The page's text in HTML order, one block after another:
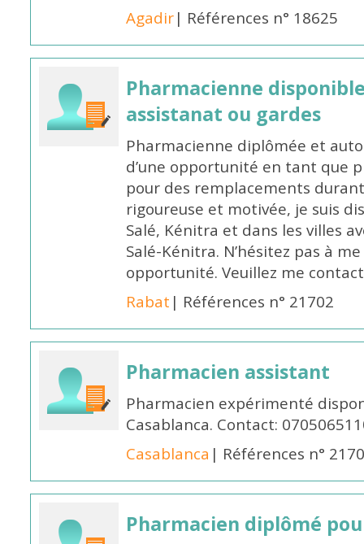
Agadir| Références n° 18625
Pharmacienne
assistanat ou gardes
Pharmacienne diplômée et
d’une opportunité en tant que
pour des remplacements
rigoureuse et motivée, je suis
Salé, Kénitra et dans les villes
Salé-Kénitra. N’hésitez pas à
opportunité. Veuillez me
Rabat | Références n° 21702
Pharmacien assistant
Pharmacien expérimenté
Casablanca. Contact:
Casablanca | Références n°
Pharmacien diplômé